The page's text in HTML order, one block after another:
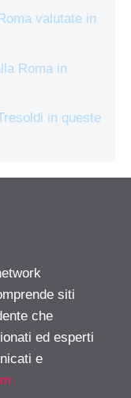
valutate in
Roma in
in queste
siti
che
ed esperti
e